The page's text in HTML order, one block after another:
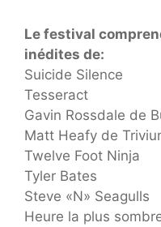
Le festival
inédites de:
Suicide Silence
Tesseract
Gavin Rossdale de
Matt Heafy de
Twelve Foot Ninja
Tyler Bates
Steve «N» Seagulls
Heure la plus